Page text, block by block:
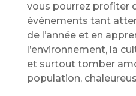
vous pourrez profiter
événements tant
de l’année et en
l’environnement, la
et surtout tomber
population,